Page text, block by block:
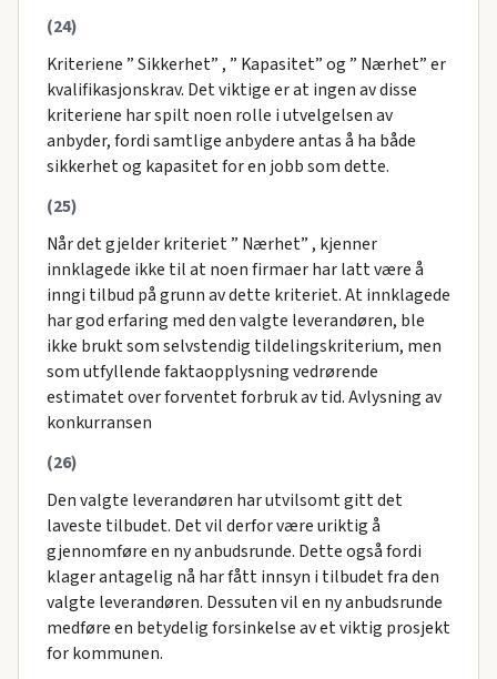
(24)
Kriteriene ” Sikkerhet” , ” Kapasitet” og ” Nærhet” er
kvalifikasjonskrav. Det viktige er at ingen av disse
kriteriene har spilt noen rolle i utvelgelsen av
anbyder, fordi samtlige anbydere antas å ha både
sikkerhet og kapasitet for en jobb som dette.
(25)
Når det gjelder kriteriet ” Nærhet” , kjenner
innklagede ikke til at noen firmaer har latt være å
inngi tilbud på grunn av dette kriteriet. At innklagede
har god erfaring med den valgte leverandøren, ble
ikke brukt som selvstendig tildelingskriterium, men
som utfyllende faktaopplysning vedrørende
estimatet over forventet forbruk av tid. Avlysning av
konkurransen
(26)
Den valgte leverandøren har utvilsomt gitt det
laveste tilbudet. Det vil derfor være uriktig å
gjennomføre en ny anbudsrunde. Dette også fordi
klager antagelig nå har fått innsyn i tilbudet fra den
valgte leverandøren. Dessuten vil en ny anbudsrunde
medføre en betydelig forsinkelse av et viktig prosjekt
for kommunen.